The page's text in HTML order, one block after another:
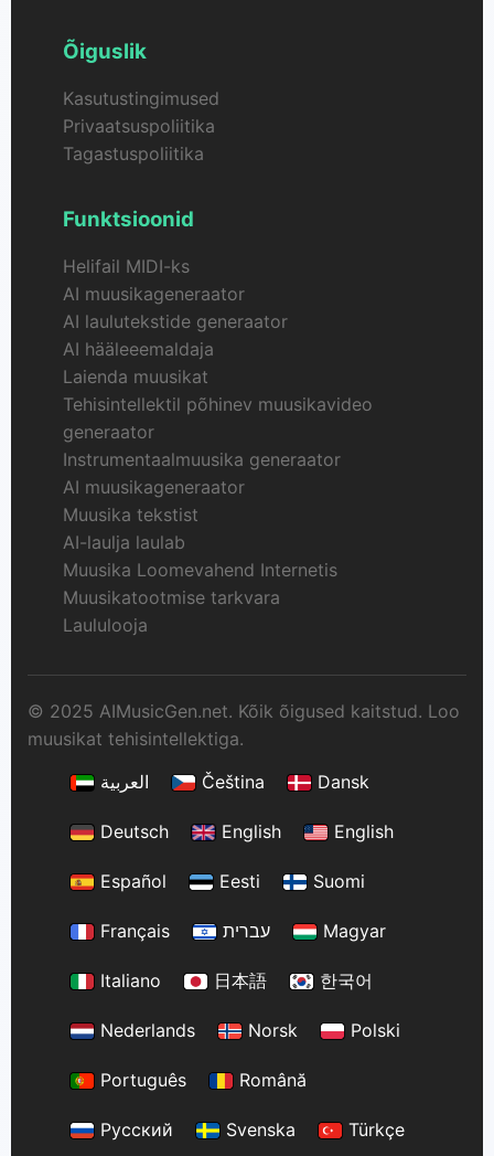
Õiguslik
Kasutustingimused
Privaatsuspoliitika
Tagastuspoliitika
Funktsioonid
Helifail MIDI-ks
AI muusikageneraator
AI laulutekstide generaator
AI hääleeemaldaja
Laienda muusikat
Tehisintellektil põhinev muusikavideo
generaator
Instrumentaalmuusika generaator
AI muusikageneraator
Muusika tekstist
AI-laulja laulab
Muusika Loomevahend Internetis
Muusikatootmise tarkvara
Laululooja
© 2025 AIMusicGen.net. Kõik õigused kaitstud. Loo
muusikat tehisintellektiga.
العربية
Čeština Dansk
Deutsch English English
Español Eesti Suomi
Français עברית Magyar
Italiano 日本語 한국어
Nederlands Norsk Polski
Português Română
Русский Svenska Türkçe